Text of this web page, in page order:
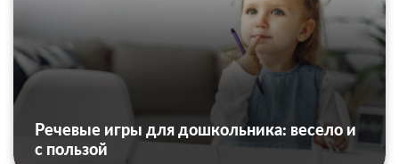
Речевые игры для дошкольника: весело и
с пользой